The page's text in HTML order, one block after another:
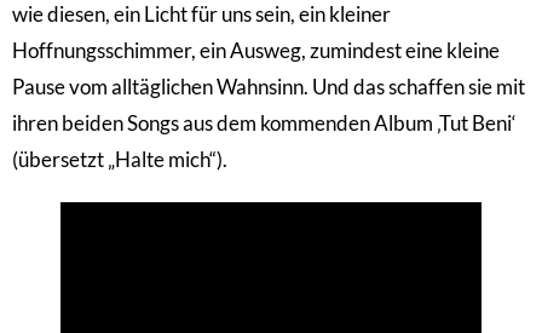
wie diesen, ein Licht für uns sein, ein kleiner
Hoffnungsschimmer, ein Ausweg, zumindest eine kleine
Pause vom alltäglichen Wahnsinn. Und das schaffen sie mit
ihren beiden Songs aus dem kommenden Album ‚Tut Beni‘
(übersetzt „Halte mich“).